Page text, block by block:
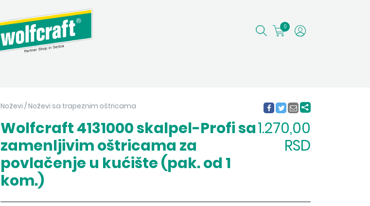
0
Noževi /Noževi sa trapeznim oštricama
Wolfcraft 4131000 skalpel-Profi sa
zamenljivim oštricama za
povlačenje u kućište (pak. od 1
kom.)
1.270,00
RSD